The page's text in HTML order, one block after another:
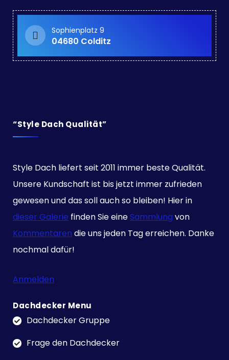
Sophienplatz 9
04680 Colditz
“Style Dach Qualität”
Style Dach liefert seit 2011 immer beste Qualität.
Unsere Kundschaft ist bis jetzt immer zufrieden
gewesen und das soll auch so bleiben! Hier in
dieser Galerie finden Sie eineSammlung von
Kommentaren die uns jeden Tag erreichen. Danke
nochmal dafür!
Anmelden
Dachdecker Menu
Dachdecker Gruppe
Frage den Dachdecker